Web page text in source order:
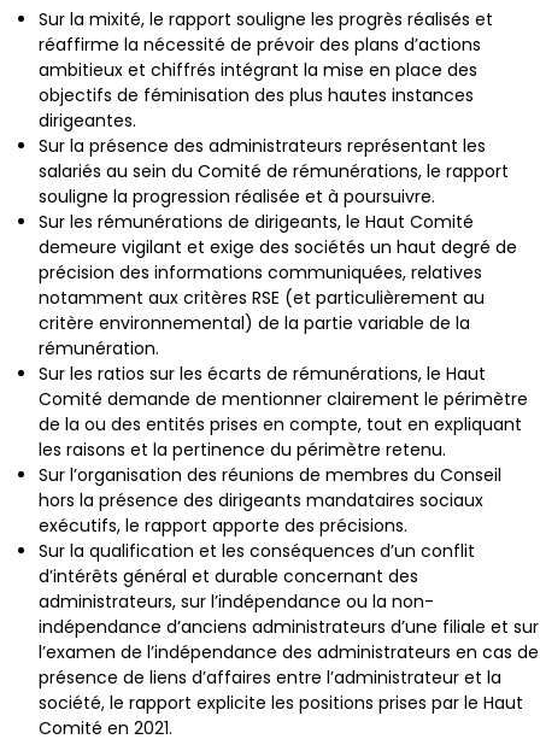
Sur la mixité, le rapport souligne les progrès réalisés et
réaffirme la nécessité de prévoir des plans d’actions
ambitieux et chiffrés intégrant la mise en place des
objectifs de féminisation des plus hautes instances
dirigeantes.
Sur la présence des administrateurs représentant les
salariés au sein du Comité de rémunérations, le rapport
souligne la progression réalisée et à poursuivre.
Sur les rémunérations de dirigeants, le Haut Comité
demeure vigilant et exige des sociétés un haut degré de
précision des informations communiquées, relatives
notamment aux critères RSE (et particulièrement au
critère environnemental) de la partie variable de la
rémunération.
Sur les ratios sur les écarts de rémunérations, le Haut
Comité demande de mentionner clairement le périmètre
de la ou des entités prises en compte, tout en expliquant
les raisons et la pertinence du périmètre retenu.
Sur l’organisation des réunions de membres du Conseil
hors la présence des dirigeants mandataires sociaux
exécutifs, le rapport apporte des précisions.
Sur la qualification et les conséquences d’un conflit
d’intérêts général et durable concernant des
administrateurs, sur l’indépendance ou la non-
indépendance d’anciens administrateurs d’une filiale et sur
l’examen de l’indépendance des administrateurs en cas de
présence de liens d’affaires entre l’administrateur et la
société, le rapport explicite les positions prises par le Haut
Comité en 2021.